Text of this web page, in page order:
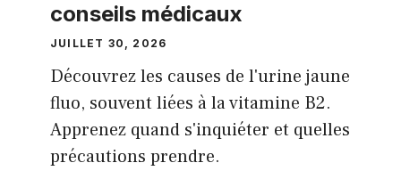
conseils médicaux
JUILLET 30, 2026
Découvrez les causes de l'urine jaune
fluo, souvent liées à la vitamine B2.
Apprenez quand s'inquiéter et quelles
précautions prendre.